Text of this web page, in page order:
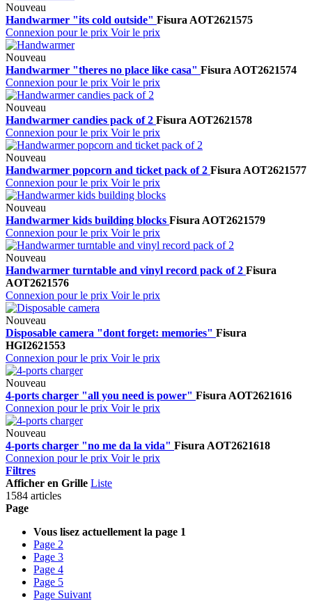
Nouveau
Handwarmer "its cold outside" Fisura AOT2621575
Connexion pour le prix Voir le prix
Nouveau
Handwarmer "theres no place like casa" Fisura AOT2621574
Connexion pour le prix Voir le prix
Nouveau
Handwarmer candies pack of 2 Fisura AOT2621578
Connexion pour le prix Voir le prix
Nouveau
Handwarmer popcorn and ticket pack of 2 Fisura AOT2621577
Connexion pour le prix Voir le prix
Nouveau
Handwarmer kids building blocks Fisura AOT2621579
Connexion pour le prix Voir le prix
Nouveau
Handwarmer turntable and vinyl record pack of 2 Fisura
AOT2621576
Connexion pour le prix Voir le prix
Nouveau
Disposable camera "dont forget: memories" Fisura
HGI2621553
Connexion pour le prix Voir le prix
Nouveau
4-ports charger "all you need is power" Fisura AOT2621616
Connexion pour le prix Voir le prix
Nouveau
4-ports charger "no me da la vida" Fisura AOT2621618
Connexion pour le prix Voir le prix
Filtres
Afficher en Grille Liste
1584 articles
Page
Vous lisez actuellement la page 1
Page 2
Page 3
Page 4
Page 5
Page Suivant